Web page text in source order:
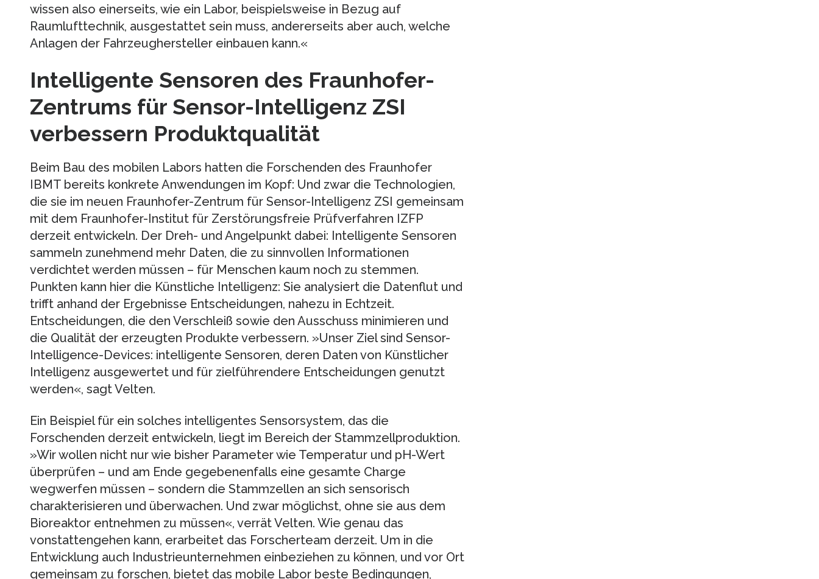
wissen also einerseits, wie ein Labor, beispielsweise in Bezug auf
Raumlufttechnik, ausgestattet sein muss, andererseits aber auch, welche
Anlagen der Fahrzeughersteller einbauen kann.«
Intelligente Sensoren des Fraunhofer-
Zentrums für Sensor-Intelligenz ZSI
verbessern Produktqualität
Beim Bau des mobilen Labors hatten die Forschenden des Fraunhofer
IBMT bereits konkrete Anwendungen im Kopf: Und zwar die Technologien,
die sie im neuen Fraunhofer-Zentrum für Sensor-Intelligenz ZSI gemeinsam
mit dem Fraunhofer-Institut für Zerstörungsfreie Prüfverfahren IZFP
derzeit entwickeln. Der Dreh- und Angelpunkt dabei: Intelligente Sensoren
sammeln zunehmend mehr Daten, die zu sinnvollen Informationen
verdichtet werden müssen – für Menschen kaum noch zu stemmen.
Punkten kann hier die Künstliche Intelligenz: Sie analysiert die Datenflut und
trifft anhand der Ergebnisse Entscheidungen, nahezu in Echtzeit.
Entscheidungen, die den Verschleiß sowie den Ausschuss minimieren und
die Qualität der erzeugten Produkte verbessern. »Unser Ziel sind Sensor-
Intelligence-Devices: intelligente Sensoren, deren Daten von Künstlicher
Intelligenz ausgewertet und für zielführendere Entscheidungen genutzt
werden«, sagt Velten.
Ein Beispiel für ein solches intelligentes Sensorsystem, das die
Forschenden derzeit entwickeln, liegt im Bereich der Stammzellproduktion.
»Wir wollen nicht nur wie bisher Parameter wie Temperatur und pH-Wert
überprüfen – und am Ende gegebenenfalls eine gesamte Charge
wegwerfen müssen – sondern die Stammzellen an sich sensorisch
charakterisieren und überwachen. Und zwar möglichst, ohne sie aus dem
Bioreaktor entnehmen zu müssen«, verrät Velten. Wie genau das
vonstattengehen kann, erarbeitet das Forscherteam derzeit. Um in die
Entwicklung auch Industrieunternehmen einbeziehen zu können, und vor Ort
gemeinsam zu forschen, bietet das mobile Labor beste Bedingungen,